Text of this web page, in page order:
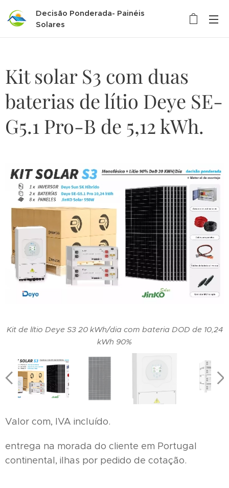
Decisão Ponderada- Painéis
Solares
Kit solar S3 com duas
baterias de lítio Deye SE-
G5.1 Pro-B de 5,12 kWh.
Kit de lítio Deye S3 20 kWh/dia com bateria DOD de 10,24
kWh 90%
Valor com, IVA incluído.
entrega na morada do cliente em Portugal
continental, ilhas por pedido de cotação.